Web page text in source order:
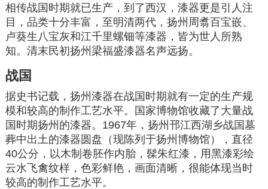
相传战国时期就已生产，到了西汉，漆器更是引人注
目，品类十分丰富，至明清两代，扬州周翥百宝嵌、
卢葵生八宝灰和江千里螺钿等漆器，皆为世人所熟
知。清末民初扬州梁福盛漆器名声远扬。
战国
据史书记载，扬州漆器在战国时期就有一定的生产规
模和较高的制作工艺水平。国家博物馆收藏了大量战
国时期扬州的漆器。1967年，扬州 邗江西湖乡战国墓
葬中出土的漆器圆盘（现陈列于扬州博物馆 ），直径
40公分，以木制卷胚作内胎，髹朱红漆，用黑漆彩绘
云水飞禽纹样，色彩鲜艳，画面清晰，很能体现当时
较高的制作工艺水平。